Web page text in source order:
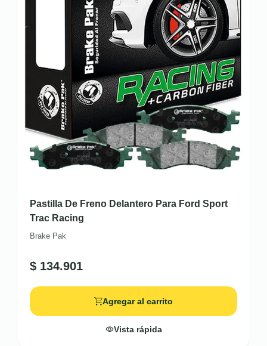
Pastilla De Freno Delantero Para Ford Sport
Trac Racing
Brake Pak
$ 134.901
Agregar al carrito
Vista rápida